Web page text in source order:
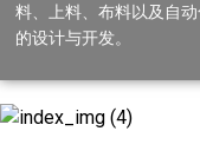
料、上料、布料以及自
的设计与开发。